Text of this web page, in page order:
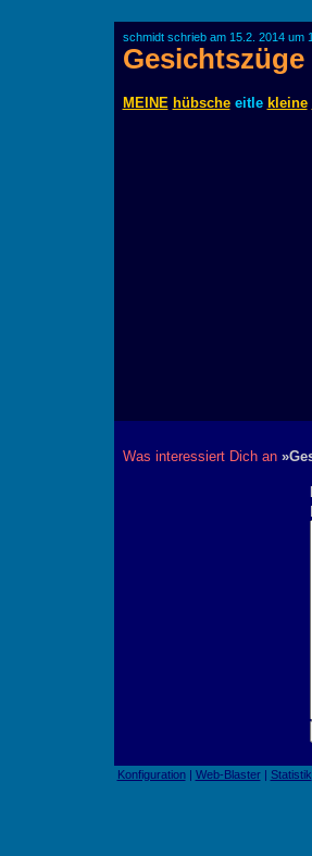
schmidt schrieb am 15.2. 2014 um
Gesichtszüge
MEINE hübscheeitle kleine
Was interessiert Dich an
Konfiguration| Web-Blaster| Statistik